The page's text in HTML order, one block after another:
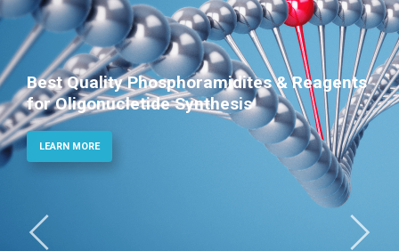
Best Quality Phosphoramidites & Reagents
for Oligonucletide Synthesis
LEARN MORE